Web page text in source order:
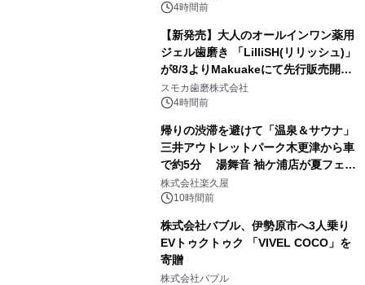
メニューが展開されます
4時間前
【新発売】大人のオールインワン薬用
ジェル歯磨き 「LilliSH(リリッシュ)」
が8/3よりMakuakeにて先行販売開
始！
スモカ歯磨株式会社
4時間前
帰りの渋滞を避けて「温泉＆サウナ」
三井アウトレットパーク木更津から車
で約5分 湯舞音 袖ケ浦店が夏フェア
メニューを提供
株式会社楽久屋
10時間前
株式会社バブル、伊勢原市へ3人乗り
EVトゥクトゥク 「VIVEL COCO」を
寄贈
株式会社バブル